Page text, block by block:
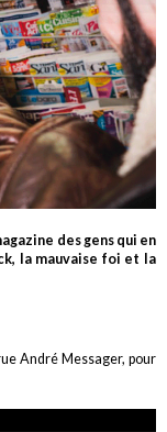
des gens qui en
la mauvaise foi et la
André Messager, pour